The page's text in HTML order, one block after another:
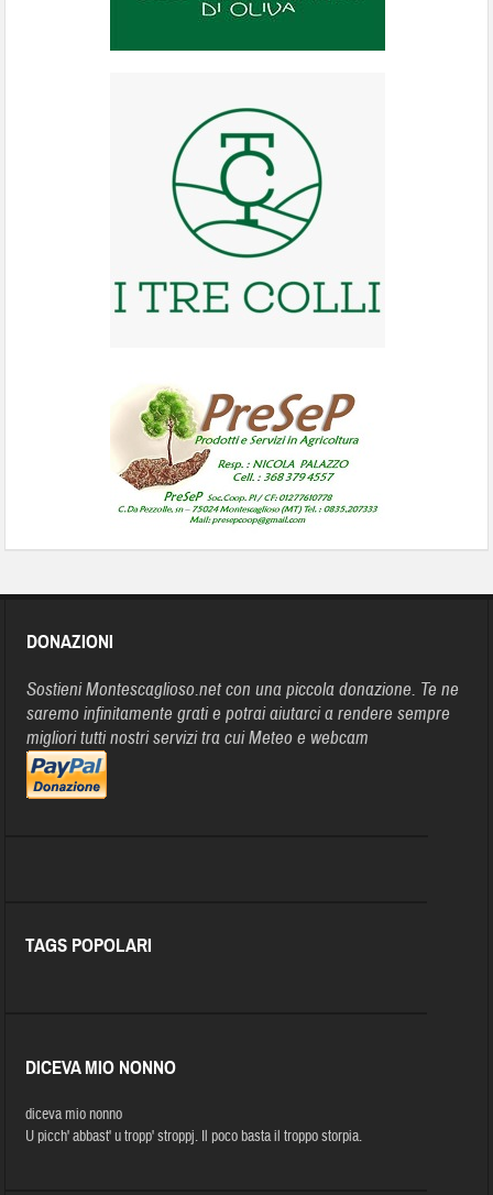
DONAZIONI
Sostieni Montescaglioso.net con una piccola donazione. Te ne
saremo infinitamente grati e potrai aiutarci a rendere sempre
migliori tutti nostri servizi tra cui Meteo e webcam
TAGS POPOLARI
DICEVA MIO NONNO
diceva mio nonno
U picch' abbast' u tropp' stroppj. Il poco basta il troppo storpia.